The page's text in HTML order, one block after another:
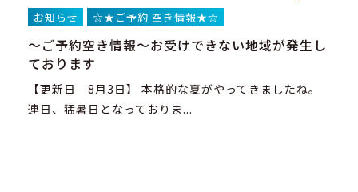
お知らせ
☆★ご予約 空き情報★☆
～ご予約空き情報～お受けできない地域が発生し
ております
【更新日 8月3日】 本格的な夏がやってきましたね。
連日、猛暑日となっておりま...